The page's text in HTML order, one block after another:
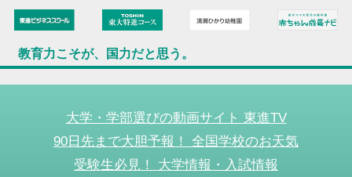
教育力こそが、国力だと思う。
大学・学部選びの動画サイト 東進TV
90日先まで大胆予報！ 全国学校のお天気
受験生必見！ 大学情報・入試情報